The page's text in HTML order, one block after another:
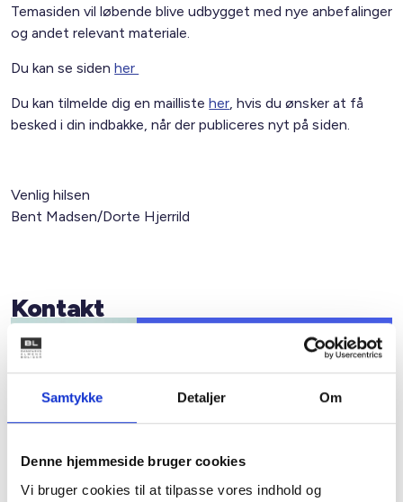
Samtykke Detaljer Om
Denne hjemmeside bruger cookies
Vi bruger cookies til at tilpasse vores indhold og
Temasiden vil løbende blive udbygget med nye anbefalinger
og andet relevant materiale.
Du kan se sidenher
Du kan tilmelde dig en maillisteher, hvis du ønsker at få
besked i din indbakke, når der publiceres nyt på siden.
Venlig hilsen
Bent Madsen/Dorte Hjerrild
Kontakt
Adm. direktør
Tlf: 28 88 18 77